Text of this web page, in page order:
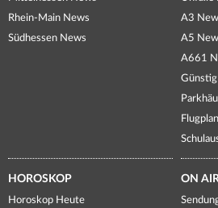
Rhein-Main News
Südhessen News
A3
A5
A661
HOROSKOP
Horoskop Heute
ON